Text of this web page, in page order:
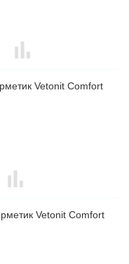
Vetonit Comfort
Vetonit Comfort